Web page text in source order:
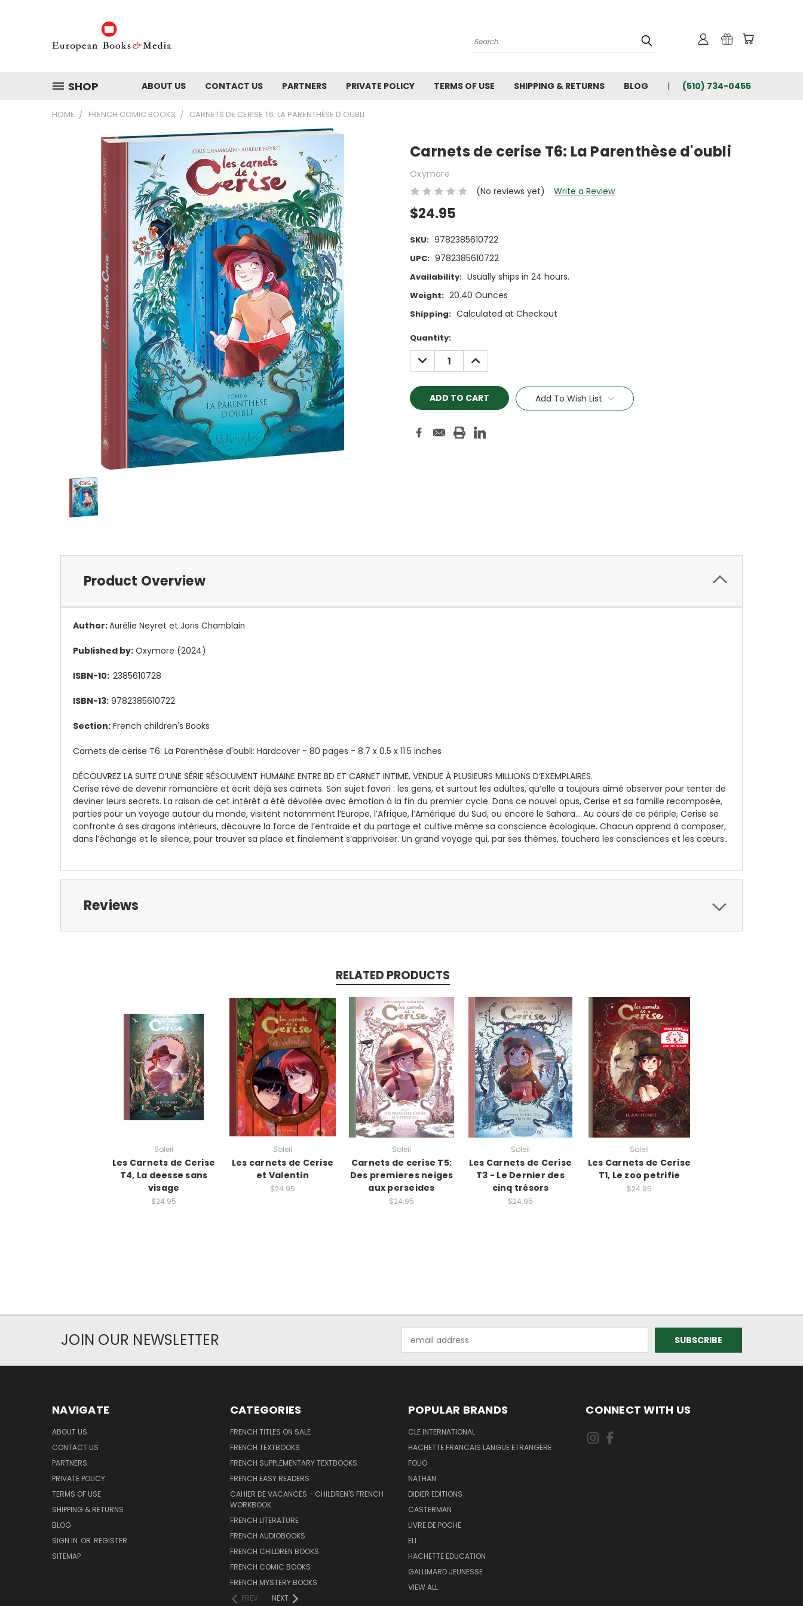
Search
SHOP ABOUT US CONTACT US PARTNERS PRIVATE POLICY TERMS OF USE SHIPPING & RETURNS BLOG (510) 734-0455
HOME FRENCH COMIC BOOKS CARNETS DE CERISE T6: LA PARENTHÈSE D'OUBLI
Carnets de cerise T6: La Parenthèse d'oubli
Oxymore
(No reviews yet)
Write a Review
$24.95
SKU: 9782385610722
UPC: 9782385610722
Availability: Usually ships in 24 hours.
Weight: 20.40 Ounces
Shipping: Calculated at Checkout
Current
Stock:
Quantity:
DECREASE
QUANTITY:
INCREASE
QUANTITY:
Add To Wish List
Product Overview
Author:Aurélie Neyret et Joris Chamblain
Published by: Oxymore (2024)
ISBN-10: 2385610728
ISBN-13: 9782385610722
Section: French children's Books
Carnets de cerise T6: La Parenthèse d'oubli: Hardcover - 80 pages - 8.7 x 0.5 x 11.5 inches
DÉCOUVREZ LA SUITE D’UNE SÉRIE RÉSOLUMENT HUMAINE ENTRE BD ET CARNET INTIME, VENDUE À PLUSIEURS MILLIONS D’EXEMPLAIRES.
Cerise rêve de devenir romancière et écrit déjà ses carnets. Son sujet favori : les gens, et surtout les adultes, qu’elle a toujours aimé observer pour tenter de
deviner leurs secrets. La raison de cet intérêt a été dévoilée avec émotion à la fin du premier cycle. Dans ce nouvel opus, Cerise et sa famille recomposée,
parties pour un voyage autour du monde, visitent notamment l’Europe, l’Afrique, l’Amérique du Sud, ou encore le Sahara… Au cours de ce périple, Cerise se
confronte à ses dragons intérieurs, découvre la force de l’entraide et du partage et cultive même sa conscience écologique. Chacun apprend à composer,
dans l’échange et le silence, pour trouver sa place et finalement s’apprivoiser. Un grand voyage qui, par ses thèmes, touchera les consciences et les cœurs..
Reviews
RELATED PRODUCTS
Soleil
Les Carnets de Cerise
T4, La deesse sans
visage
$24.95
Soleil
Les carnets de Cerise
et Valentin
$24.95
Soleil
Carnets de cerise T5:
Des premieres neiges
aux perseides
$24.95
Soleil
Les Carnets de Cerise
T3 - Le Dernier des
cinq trésors
$24.95
Soleil
Les Carnets de Cerise
T1, Le zoo petrifie
$24.95
JOIN OUR NEWSLETTER
Address
NAVIGATE
ABOUT US
CONTACT US
PARTNERS
PRIVATE POLICY
TERMS OF USE
SHIPPING & RETURNS
BLOG
SIGN IN OR REGISTER
SITEMAP
CATEGORIES
FRENCH TITLES ON SALE
FRENCH TEXTBOOKS
FRENCH SUPPLEMENTARY TEXTBOOKS
FRENCH EASY READERS
CAHIER DE VACANCES - CHILDREN'S FRENCH
WORKBOOK
FRENCH LITERATURE
FRENCH AUDIOBOOKS
FRENCH CHILDREN BOOKS
FRENCH COMIC BOOKS
FRENCH MYSTERY BOOKS
PREV
NEXT
POPULAR BRANDS
CLE INTERNATIONAL
HACHETTE FRANCAIS LANGUE ETRANGERE
FOLIO
NATHAN
DIDIER EDITIONS
CASTERMAN
LIVRE DE POCHE
ELI
HACHETTE EDUCATION
GALLIMARD JEUNESSE
VIEW ALL
CONNECT WITH US